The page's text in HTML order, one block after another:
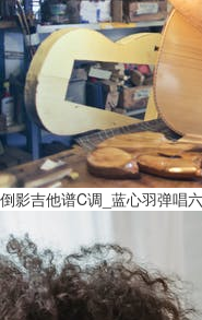
倒影吉他谱C调_蓝心羽弹唱